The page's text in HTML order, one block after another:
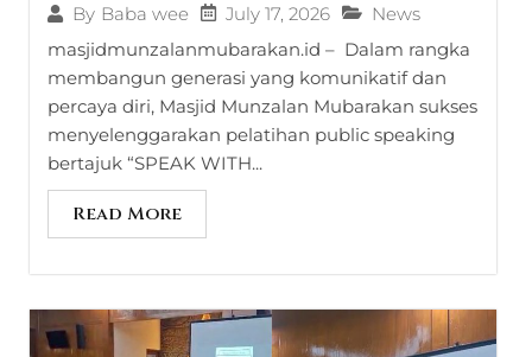
By Baba wee July 17, 2026
News
masjidmunzalanmubarakan.id – Dalam rangka
membangun generasi yang komunikatif dan
percaya diri, Masjid Munzalan Mubarakan sukses
menyelenggarakan pelatihan public speaking
bertajuk “SPEAK WITH...
Read More